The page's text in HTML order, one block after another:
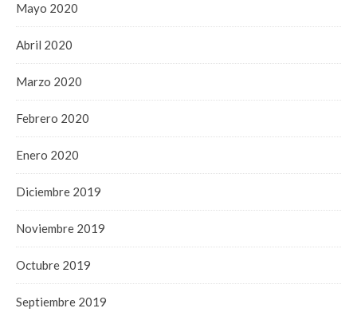
Mayo 2020
Abril 2020
Marzo 2020
Febrero 2020
Enero 2020
Diciembre 2019
Noviembre 2019
Octubre 2019
Septiembre 2019